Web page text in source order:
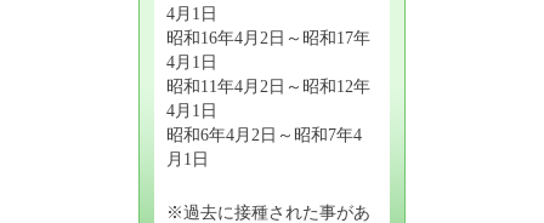
4月1日
昭和16年4月2日～昭和17年
4月1日
昭和11年4月2日～昭和12年
4月1日
昭和6年4月2日～昭和7年4
月1日
※過去に接種された事があ